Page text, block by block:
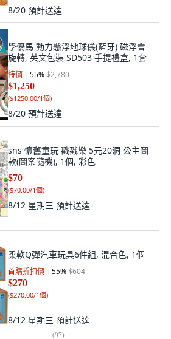
8/20 預計送達
學優馬 動力懸浮地球儀(藍牙) 磁浮會
旋轉, 英文包裝 SD503 手提禮盒, 1套
特價 55%$2,780
$1,250
($1250.00/1個)
8/20 預計送達
sns 懷舊童玩 戳戳樂 5元20洞 公主圖
款(圖案隨機), 1個, 彩色
$70
($70.00/1個)
8/12 星期三 預計送達
柔軟Q彈汽車玩具6件組, 混合色, 1個
首購折扣價 55%$604
$270
($270.00/1個)
8/12 星期三 預計送達
(97)